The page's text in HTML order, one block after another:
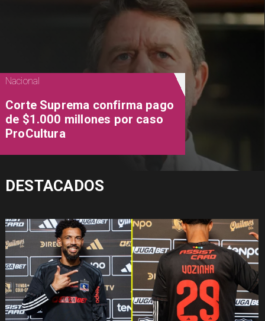
Nacional
Corte Suprema confirma pago
de $1.000 millones por caso
ProCultura
DESTACADOS